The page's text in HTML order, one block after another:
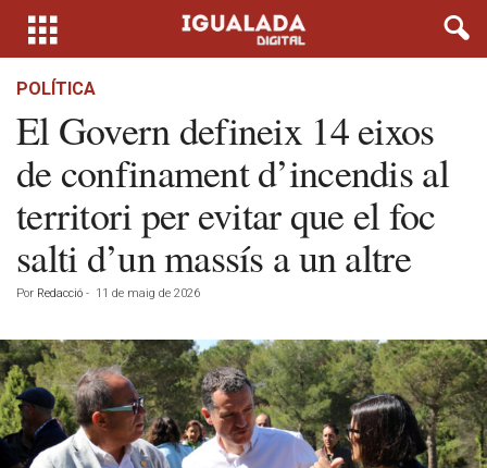
POLÍTICA
El Govern defineix 14 eixos
de confinament d’incendis al
territori per evitar que el foc
salti d’un massís a un altre
Por Redacció - 11 de maig de 2026